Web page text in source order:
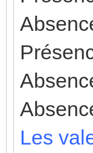
Les